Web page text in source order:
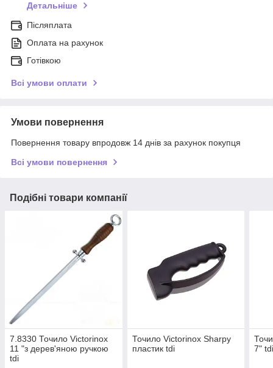
Детальніше
Післяплата
Оплата на рахунок
Готівкою
Всі умови оплати
Умови повернення
Повернення товару впродовж 14 днів за рахунок покупця
Всі умови повернення
Подібні товари компанії
7.8330 Точило Victorinox
11 "з дерев'яною ручкою
tdi
Точило Victorinox Sharpy
пластик tdi
7"